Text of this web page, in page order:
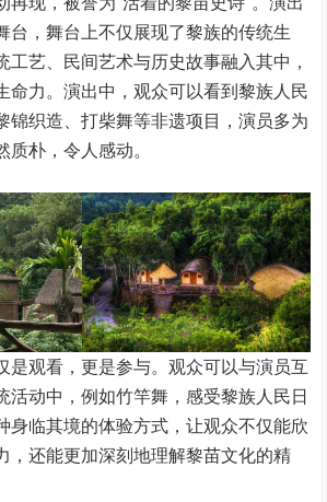
台，舞台上不仅展现了黎族的传统生
工艺、民间艺术与历史故事融入其中，
命力。演出中，观众可以看到黎族人民
锦织造、打柴舞等非遗项目，演员多为
朴，令人感动。
是观看，更是参与。观众可以与演员互
活动中，例如竹竿舞，感受黎族人民日
身临其境的体验方式，让观众不仅能欣
，还能更加深刻地理解黎苗文化的精